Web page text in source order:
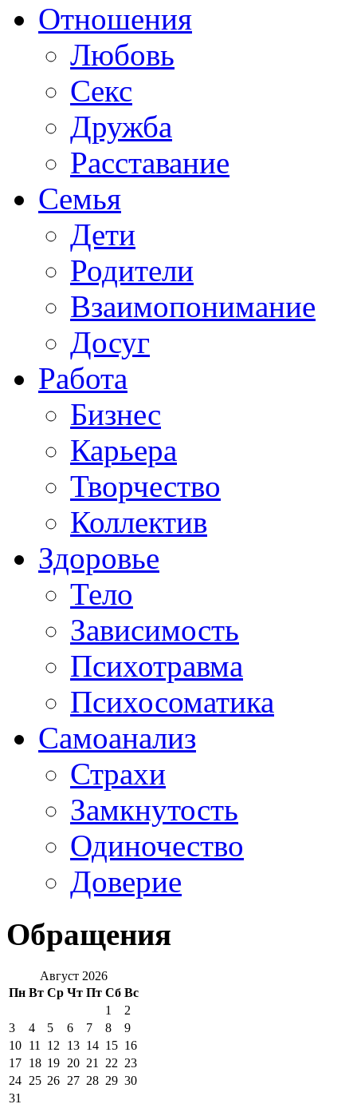
Отношения
Любовь
Секс
Дружба
Расставание
Семья
Дети
Родители
Взаимопонимание
Досуг
Работа
Бизнес
Карьера
Творчество
Коллектив
Здоровье
Тело
Зависимость
Психотравма
Психосоматика
Самоанализ
Страхи
Замкнутость
Одиночество
Доверие
Обращения
Август 2026
Пн Вт Ср Чт Пт Сб Вс
1
2
3
4 5 6 7 8
9
10 11 12 13 14 15 16
17 18 19 20 21 22 23
24 25 26 27 28 29 30
31